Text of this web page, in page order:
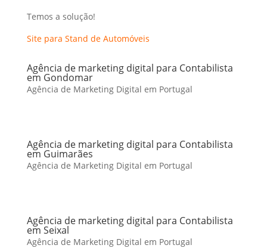
Temos a solução!
Site para Stand de Automóveis
Agência de marketing digital para Contabilista
em Gondomar
Agência de Marketing Digital em Portugal
Agência de marketing digital para Contabilista
em Guimarães
Agência de Marketing Digital em Portugal
Agência de marketing digital para Contabilista
em Seixal
Agência de Marketing Digital em Portugal